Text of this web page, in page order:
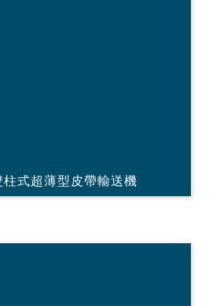
式超薄型皮帶輸送機